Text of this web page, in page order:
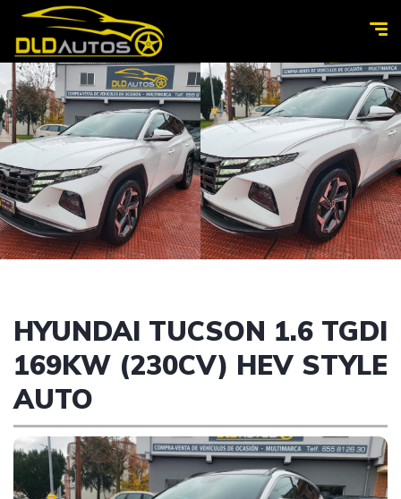
HYUNDAI TUCSON 1.6 TGDI
169KW (230CV) HEV STYLE
AUTO